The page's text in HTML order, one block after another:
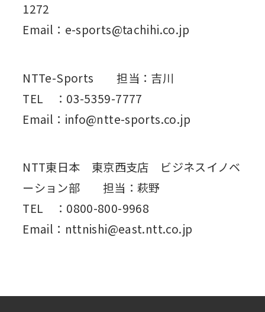
1272
Email：e-sports@tachihi.co.jp
NTTe-Sports 担当：吉川
TEL ：03-5359-7777
Email：info@ntte-sports.co.jp
NTT東日本 東京西支店 ビジネスイノベ
ーション部 担当：萩野
TEL ：0800-800-9968
Email：nttnishi@east.ntt.co.jp